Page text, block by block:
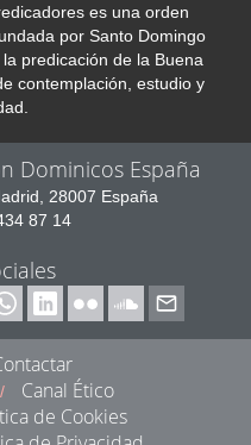
es una orden
por Santo Domingo
predicación de la Buena
contemplación, estudio y
Dominicos España
28007 España
87 14
/
Canal Ético
de Cookies